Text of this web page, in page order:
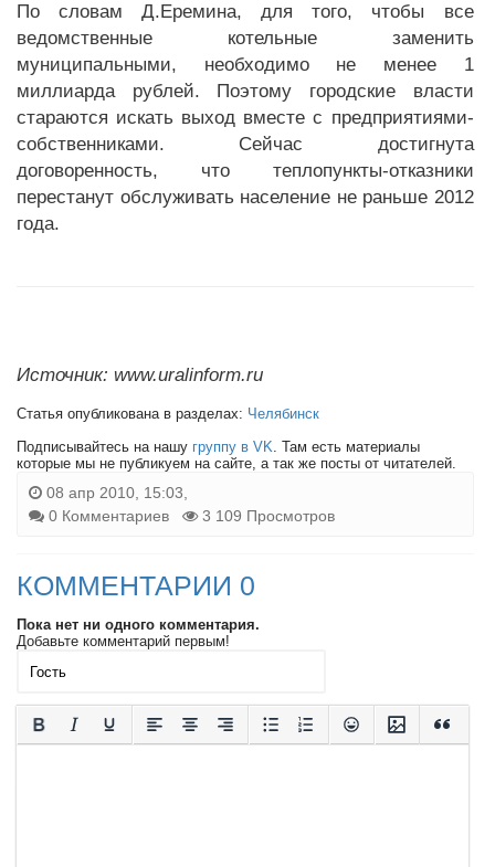
По словам Д.Еремина, для того, чтобы все
ведомственные котельные заменить
муниципальными, необходимо не менее 1
миллиарда рублей. Поэтому городские власти
стараются искать выход вместе с предприятиями-
собственниками. Сейчас достигнута
договоренность, что теплопункты-отказники
перестанут обслуживать население не раньше 2012
года.
Источник: www.uralinform.ru
Статья опубликована в разделах: Челябинск
Подписывайтесь на нашу группу в VK. Там есть материалы
которые мы не публикуем на сайте, а так же посты от читателей.
08 апр 2010, 15:03,
0 Комментариев
3 109 Просмотров
КОММЕНТАРИИ 0
Пока нет ни одного комментария.
Добавьте комментарий первым!